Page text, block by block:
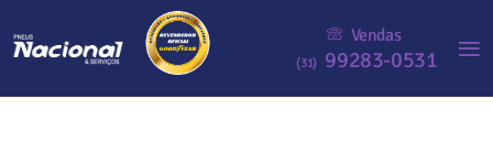
Vendas
(31) 99283-0531